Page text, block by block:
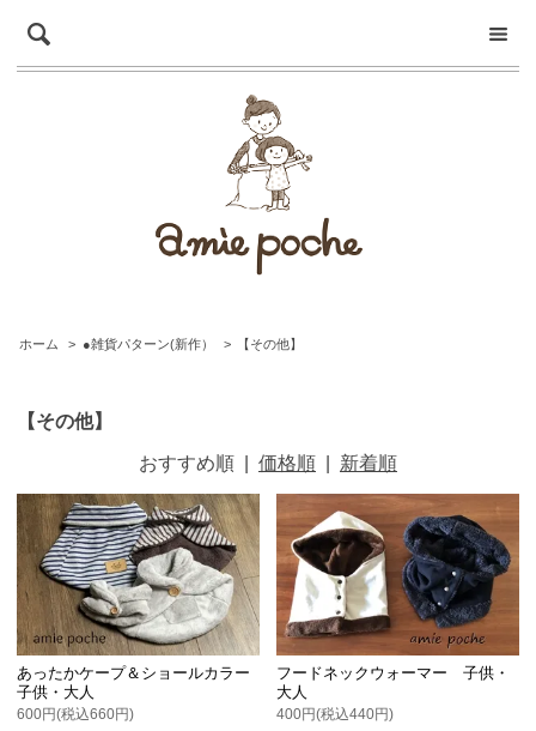
ホーム > ●雑貨パターン(新作） > 【その他】
【その他】
おすすめ順 価格順 新着順
あったかケープ＆ショールカラー
子供・大人
600円(税込660円)
フードネックウォーマー 子供・
大人
400円(税込440円)